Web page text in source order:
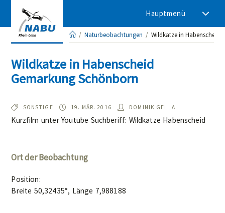
springen
Hauptmenü
/ Naturbeobachtungen / Wildkatze in Habenscheid
Wildkatze in Habenscheid
Gemarkung Schönborn
TYP:
SONSTIGE
BEOBACHTET
AM:
19. MÄR. 2016 AUTOR/IN:
DOMINIK GELLA
Kurzfilm unter Youtube Suchberiff: Wildkatze Habenscheid
Ort der Beobachtung
Position:
Breite 50,32435°, Länge 7,988188